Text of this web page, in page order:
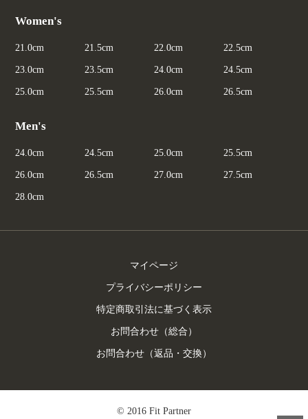
Women's
21.0cm 21.5cm 22.0cm 22.5cm
23.0cm 23.5cm 24.0cm 24.5cm
25.0cm 25.5cm 26.0cm 26.5cm
Men's
24.0cm 24.5cm 25.0cm 25.5cm
26.0cm 26.5cm 27.0cm 27.5cm
28.0cm
マイページ
プライバシーポリシー
特定商取引法に基づく表示
お問合わせ（総合）
お問合わせ（返品・交換）
© 2016 Fit Partner